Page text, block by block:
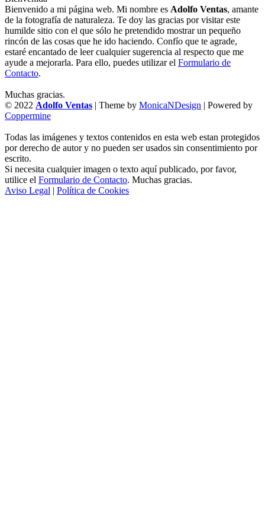
Bienvenido a mi página web. Mi nombre es Adolfo Ventas, amante
de la fotografía de naturaleza. Te doy las gracias por visitar este
humilde sitio con el que sólo he pretendido mostrar un pequeño
rincón de las cosas que he ido haciendo. Confío que te agrade,
estaré encantado de leer cualquier sugerencia al respecto que me
ayude a mejorarla. Para ello, puedes utilizar el Formulario de
Contacto.
Muchas gracias.
© 2022 Adolfo Ventas | Theme by MonicaNDesign | Powered by
Coppermine
Todas las imágenes y textos contenidos en esta web estan protegidos
por derecho de autor y no pueden ser usados sin consentimiento por
escrito.
Si necesita cualquier imagen o texto aquí publicado, por favor,
utilice el Formulario de Contacto. Muchas gracias.
Aviso Legal | Política de Cookies